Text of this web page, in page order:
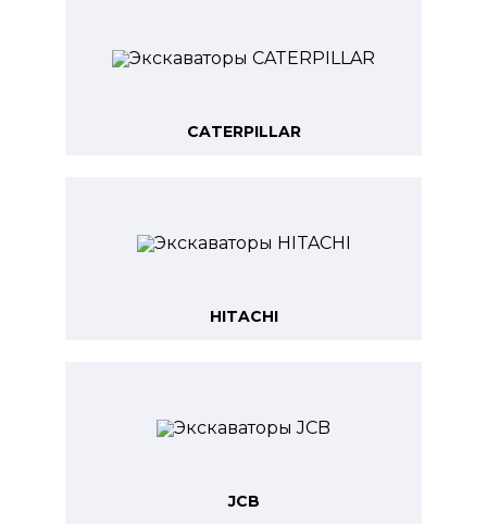
CATERPILLAR
HITACHI
JCB